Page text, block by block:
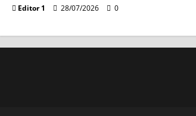
Editor 1 28/07/2026 0